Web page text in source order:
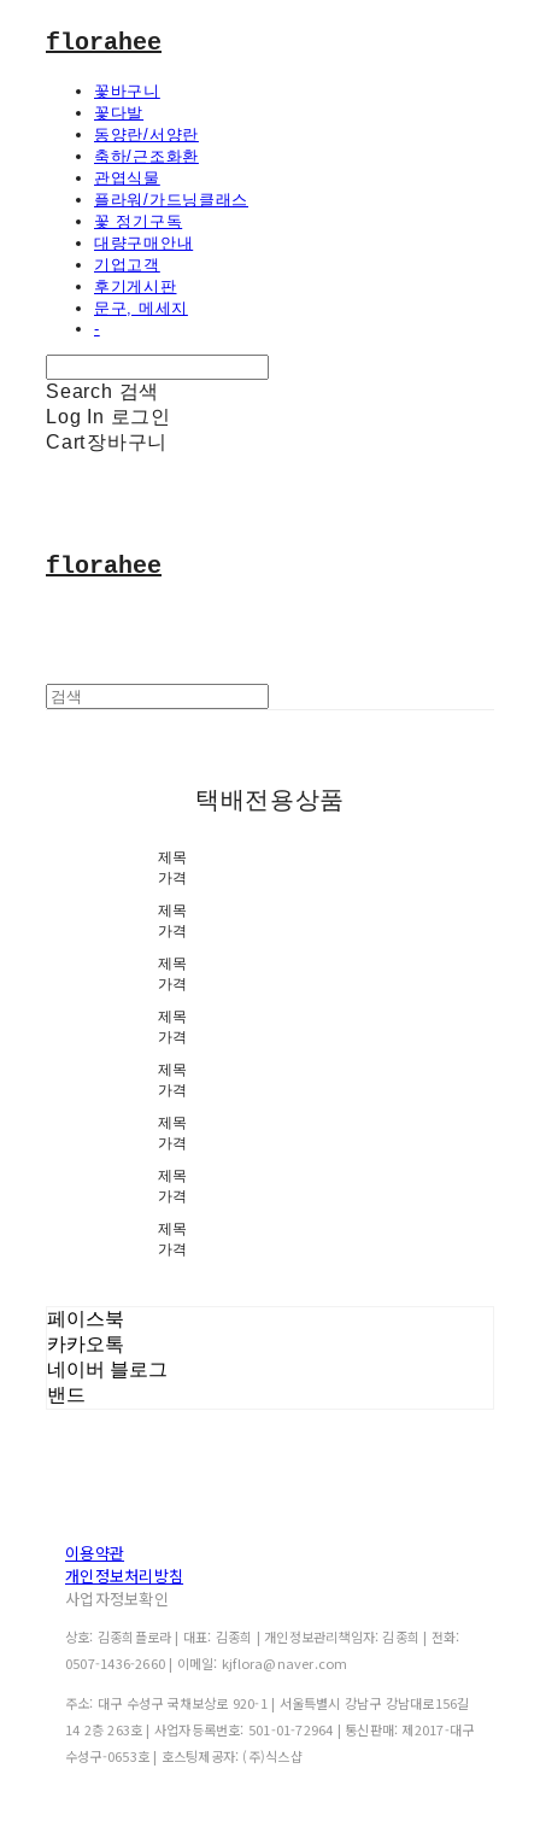
florahee
꽃바구니
꽃다발
동양란/서양란
축하/근조화환
관엽식물
플라워/가드닝클래스
꽃 정기구독
대량구매안내
기업고객
후기게시판
문구, 메세지
-
Search 검색
Log In 로그인
Cart장바구니
florahee
택배전용상품
제목
가격
제목
가격
제목
가격
제목
가격
제목
가격
제목
가격
제목
가격
제목
가격
페이스북
카카오톡
네이버 블로그
밴드
이용약관
개인정보처리방침
사업자정보확인
상호: 김종희플로라 | 대표: 김종희 | 개인정보관리책임자: 김종희 | 전화:
0507-1436-2660 | 이메일: kjflora@naver.com
주소: 대구 수성구 국채보상로 920-1 | 서울특별시 강남구 강남대로156길
14 2층 263호 | 사업자등록번호: 501-01-72964 | 통신판매: 제2017-대구
수성구-0653호| 호스팅제공자: (주)식스샵